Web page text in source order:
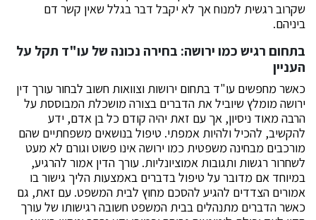
שקרוב רגשית למנוח אך לא יקבל דבר בגלל שאין קשר דם
ביניהם.
בתחום רגיש כמו ירושה: בחירה נכונה של עו"ד תקל על
העניין
כאשר מחפשים עו"ד בתחום ירושות וצוואות חשוב לבחור עורך דין
ירושה מומלץ שיוביל את הדברים בצורה מושכלת המבוססת על
הרבה מאוד ניסיון, אך עם זאת יהיה קודם כל בן אדם, ידע
להקשיב, להכיל ולהיות אמפתי. טיפול בנושאים משפחתיים שהם
מורכבים מבחינה משפטית כמו ירושה אינו פשוט וגורם לא מעט
לשחרור רגשות ותגובות אמוציונליות. עורך הדין אמור להרגיע,
במיוחד אם מדובר על טיפול בדברים באמצעות הליך גישור בו
אמורים הצדדים להגיע להסכם מחוץ לבית המשפט. עם זאת, גם
כאשר הדברים מתנהלים בבית המשפט חשובה רגישותו של עורך